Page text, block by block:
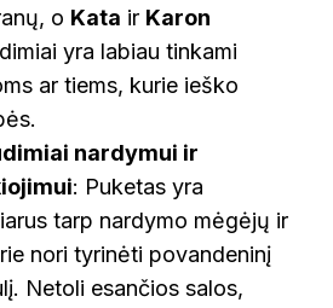
o Kata ir Karon
yra labiau tinkami
ar tiems, kurie ieško
nardymui ir
: Puketas yra
tarp nardymo mėgėjų ir
nori tyrinėti povandeninį
Netoli esančios salos,